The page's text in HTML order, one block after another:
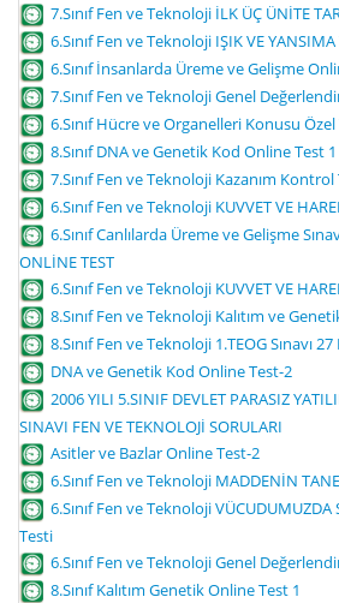
7.Sınıf Fen ve Teknoloji İLK ÜÇ ÜNİTE
6.Sınıf Fen ve Teknoloji IŞIK VE
6.Sınıf İnsanlarda Üreme ve Gelişme
7.Sınıf Fen ve Teknoloji Genel
6.Sınıf Hücre ve Organelleri Konusu
8.Sınıf DNA ve Genetik Kod Online Test 1
7.Sınıf Fen ve Teknoloji Kazanım Kontrol
6.Sınıf Fen ve Teknoloji KUVVET VE
6.Sınıf Canlılarda Üreme ve Gelişme
ONLİNE TEST
6.Sınıf Fen ve Teknoloji KUVVET VE
8.Sınıf Fen ve Teknoloji Kalıtım ve
8.Sınıf Fen ve Teknoloji 1.TEOG Sınavı
DNA ve Genetik Kod Online Test-2
2006 YILI 5.SINIF DEVLET PARASIZ
SINAVI FEN VE TEKNOLOJİ SORULARI
Asitler ve Bazlar Online Test-2
6.Sınıf Fen ve Teknoloji MADDENİN
6.Sınıf Fen ve Teknoloji
Testi
6.Sınıf Fen ve Teknoloji Genel
8.Sınıf Kalıtım Genetik Online Test 1